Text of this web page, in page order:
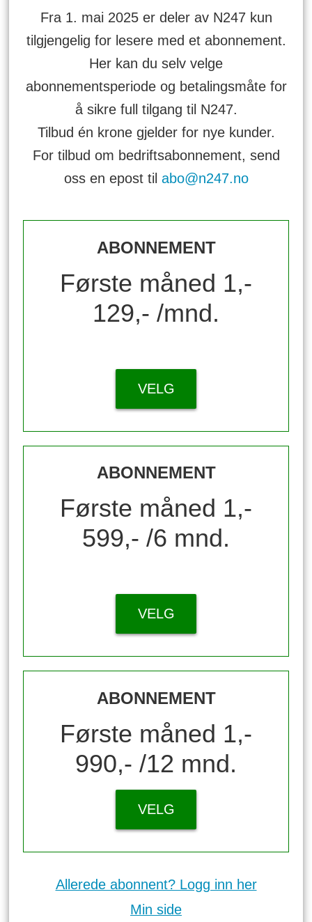
Fra 1. mai 2025 er deler av N247 kun
tilgjengelig for lesere med et abonnement.
Her kan du selv velge
abonnementsperiode og betalingsmåte for
å sikre full tilgang til N247.
Tilbud én krone gjelder for nye kunder.
For tilbud om bedriftsabonnement, send
oss en epost til abo@n247.no
ABONNEMENT
Første måned 1,-
129,- /mnd.
VELG
ABONNEMENT
Første måned 1,-
599,- /6 mnd.
VELG
ABONNEMENT
Første måned 1,-
990,- /12 mnd.
VELG
Allerede abonnent? Logg inn her
Min side